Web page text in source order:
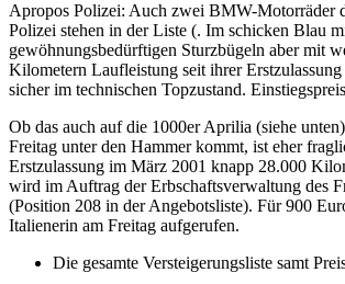
Apropos Polizei: Auch zwei BMW-Motorräder
Polizei stehen in der Liste (. Im schicken Blau
gewöhnungsbedürftigen Sturzbügeln aber mit
Kilometern Laufleistung seit ihrer
sicher im technischen Topzustand.
Ob das auch auf die 1000er Aprilia (siehe
Freitag unter den Hammer kommt, ist eher
Erstzulassung im März 2001 knapp 28.000
wird im Auftrag der Erbschaftsverwaltung des
(Position 208 in der Angebotsliste). Für 900
Italienerin am Freitag aufgerufen.
Die gesamte Versteigerungsliste samt